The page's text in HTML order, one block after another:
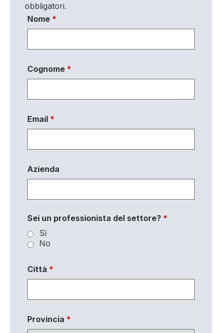
obbligatori.
Nome *
Cognome *
Email *
Azienda
Sei un professionista del settore? *
Sì
No
Città *
Provincia *